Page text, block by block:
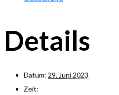
Details
Datum: 29. Juni 2023
Zeit: